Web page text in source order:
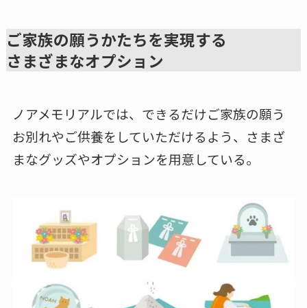
ご家族の願うかたちを実現する
さまざまなオプション
ノアメモリアルでは、できるだけご家族の願う
お別れやご供養をしていただけるよう、さまざ
まなグッズやオプションを用意している。